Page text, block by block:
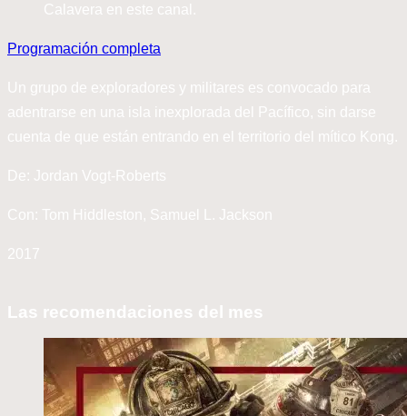
Calavera en este canal.
Programación completa
Un grupo de exploradores y militares es convocado para
adentrarse en una isla inexplorada del Pacífico, sin darse
cuenta de que están entrando en el territorio del mítico Kong.
De: Jordan Vogt-Roberts
Con: Tom Hiddleston, Samuel L. Jackson
2017
Las recomendaciones del mes